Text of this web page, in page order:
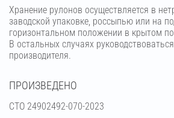
Хранение рулонов осуществляется в
заводской упаковке, россыпью или на
горизонтальном положении в крытом
В остальных случаях
производителя.
ПРОИЗВЕДЕНО
СТО 24902492-070-2023